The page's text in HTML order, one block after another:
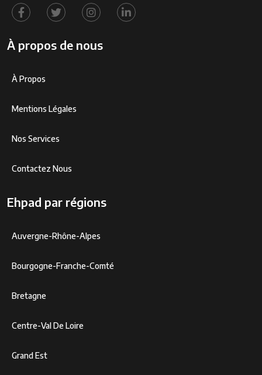
À propos de nous
À Propos
Mentions Légales
Nos Services
Contactez Nous
Ehpad par régions
Auvergne-Rhône-Alpes
Bourgogne-Franche-Comté
Bretagne
Centre-Val De Loire
Grand Est